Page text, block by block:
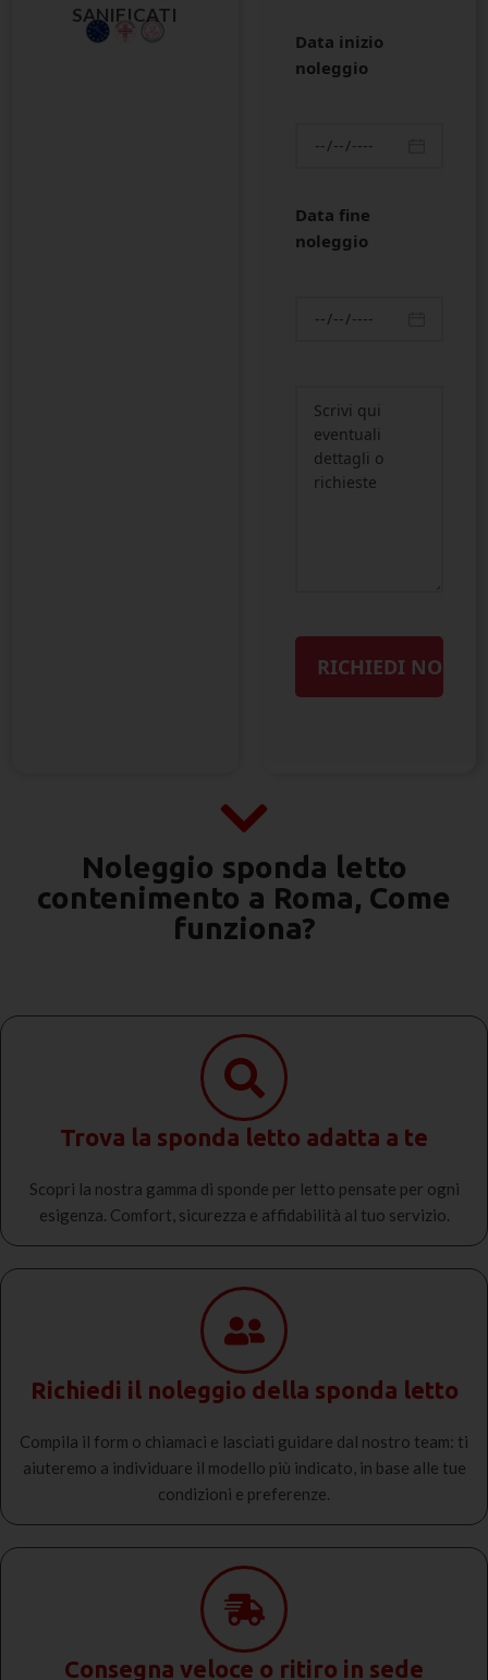
SANIFICATI
Data inizio
noleggio
Data fine
noleggio
Noleggio sponda letto
contenimento a Roma, Come
funziona?
Trova la sponda letto adatta a te
Scopri la nostra gamma di sponde per letto pensate per ogni
esigenza. Comfort, sicurezza e affidabilità al tuo servizio.
Richiedi il noleggio della sponda letto
Compila il form o chiamaci e lasciati guidare dal nostro team: ti
aiuteremo a individuare il modello più indicato, in base alle tue
condizioni e preferenze.
Consegna veloce o ritiro in sede